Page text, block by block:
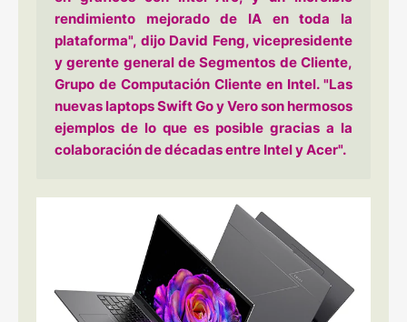
rendimiento mejorado de IA en toda la
plataforma", dijo David Feng, vicepresidente
y gerente general de Segmentos de Cliente,
Grupo de Computación Cliente en Intel. "Las
nuevas laptops Swift Go y Vero son hermosos
ejemplos de lo que es posible gracias a la
colaboración de décadas entre Intel y Acer".